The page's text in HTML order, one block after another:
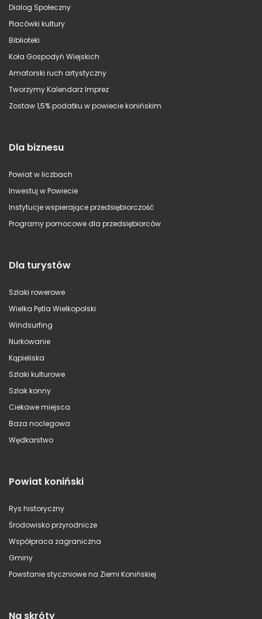
Dialog Społeczny
Placówki kultury
Biblioteki
Koła Gospodyń Wiejskich
Amatorski ruch artystyczny
Tworzymy Kalendarz Imprez
Zostaw 1,5% podatku w powiecie konińskim
Dla biznesu
Powiat w liczbach
Inwestuj w Powiecie
Instytucje wspierające przedsiębiorczość
Programy pomocowe dla przedsiębiorców
Dla turystów
Szlaki rowerowe
Wielka Pętla Wielkopolski
Windsurfing
Nurkowanie
Kąpieliska
Szlaki kulturowe
Szlak konny
Ciekawe miejsca
Baza noclegowa
Wędkarstwo
Powiat koniński
Rys historyczny
Środowisko przyrodnicze
Współpraca zagraniczna
Gminy
Powstanie styczniowe na Ziemi Konińskiej
Na skróty